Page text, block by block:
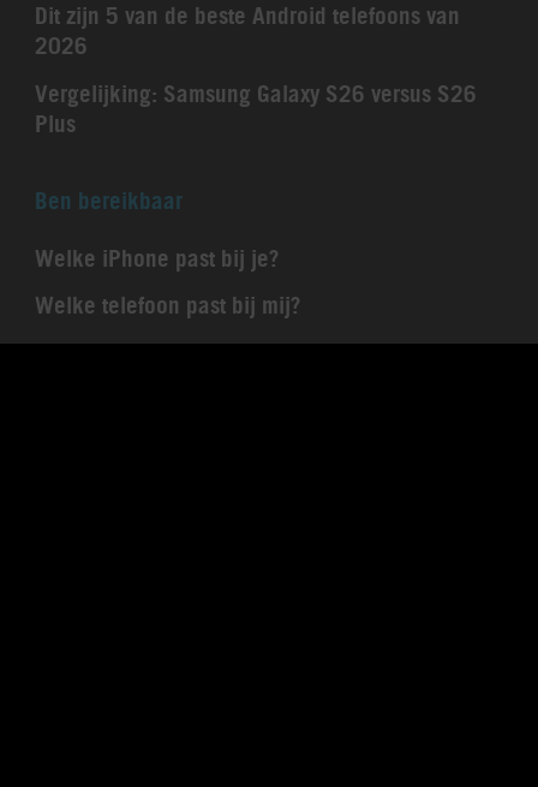
Dit zijn 5 van de beste Android telefoons van
2026
Vergelijking: Samsung Galaxy S26 versus S26
Plus
Ben bereikbaar
Welke iPhone past bij je?
Welke telefoon past bij mij?
De beste goedkope mobiel van 2026